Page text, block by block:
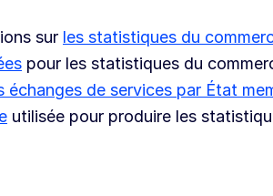
sur les statistiques du
pour les statistiques du
échanges de services par État
utilisée pour produire les